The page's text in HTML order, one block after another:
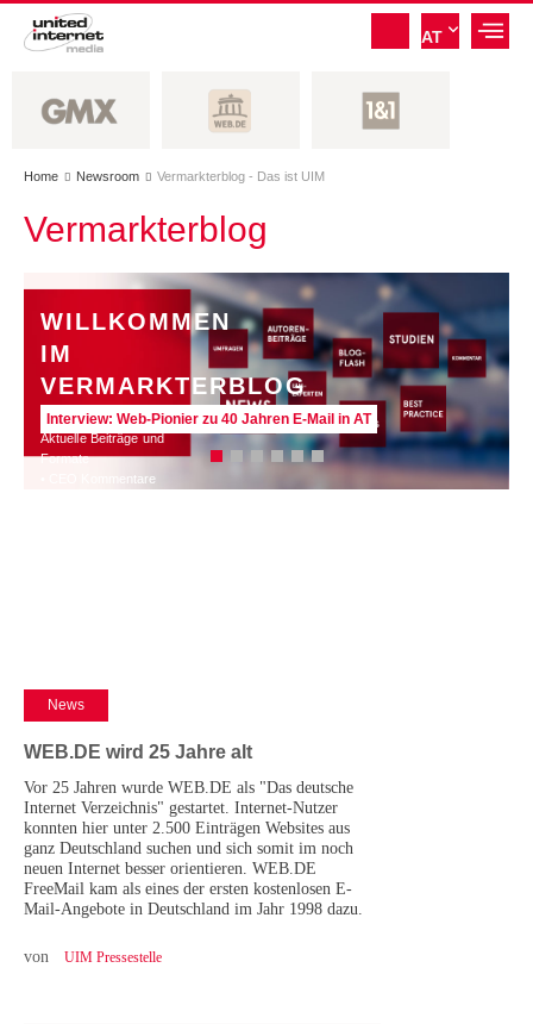
AT
Home  Newsroom  Vermarkterblog - Das ist UIM
Vermarkterblog
WILLKOMMEN
IM
VERMARKTERBLOG
Aktuelle Beiträge und
Formate
• CEO Kommentare
Interview: Web-Pionier zu 40 Jahren E-Mail in AT
News
WEB.DE wird 25 Jahre alt
Vor 25 Jahren wurde WEB.DE als "Das deutsche
Internet Verzeichnis" gestartet. Internet-Nutzer
konnten hier unter 2.500 Einträgen Websites aus
ganz Deutschland suchen und sich somit im noch
neuen Internet besser orientieren. WEB.DE
FreeMail kam als eines der ersten kostenlosen E-
Mail-Angebote in Deutschland im Jahr 1998 dazu.
von UIM Pressestelle